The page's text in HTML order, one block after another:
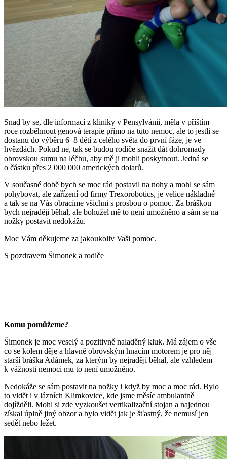
Snad by se, dle informací z kliniky v Pensylvánii, měla v příštím
roce rozběhnout genová terapie přímo na tuto nemoc, ale to jestli se
dostanu do výběru 6–8 dětí z celého světa do první fáze, je ve
hvězdách. Pokud ne, tak se budou rodiče snažit dát dohromady
obrovskou sumu na léčbu, aby mě ji mohli poskytnout. Jedná se
o částku přes 2 000 000 amerických dolarů.
V současné době bych se moc rád postavil na nohy a mohl se sám
pohybovat, ale zařízení od firmy Trexorobotics, je velice nákladné
a tak se na Vás obracíme všichni s prosbou o pomoc. Za bráškou
bych nejraději běhal, ale bohužel mě to není umožněno a sám se na
nožky postavit nedokážu.
Moc Vám děkujeme za jakoukoliv Vaši pomoc.
S pozdravem Šimonek a rodiče
Komu pomůžeme?
Šimonek je moc veselý a pozitivně naladěný kluk. Má zájem o vše
co se kolem děje a hlavně obrovským hnacím motorem je pro něj
starší bráška Adámek, za kterým by nejraději běhal, ale vzhledem
k vážnosti nemoci mu to není umožněno.
Nedokáže se sám postavit na nožky i když by moc a moc rád. Bylo
to vidět i v lázních Klimkovice, kde jsme měsíc ambulantně
dojížděli. Mohl si zde vyzkoušet vertikalizační stojan a najednou
získal úplně jiný obzor a bylo vidět jak je šťastný, že nemusí jen
sedět nebo ležet.